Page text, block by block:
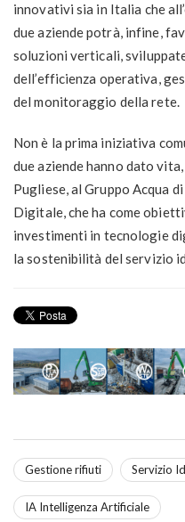
innovativi sia in Italia che
due aziende potrà, infine,
soluzioni verticali,
dell’efficienza operativa,
del monitoraggio della rete.
Non è la prima iniziativa
due aziende hanno dato
Pugliese, al Gruppo Acqua
Digitale, che ha come
investimenti in tecnologie
la sostenibilità del servizio
Gestione rifiuti Servizio
IA Intelligenza Artificiale